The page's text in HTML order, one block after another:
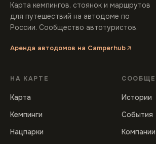
Карта кемпингов, стоянок и маршрутов
для путешествий на автодоме по
России. Сообщество автотуристов.
Аренда автодомов на Camperhub
НА КАРТЕ
Карта
Кемпинги
Нацпарки
Истории
События
Компании